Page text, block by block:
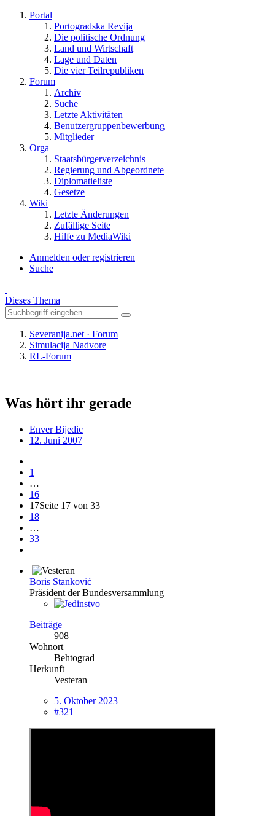
Portal
Portogradska Revija
Die politische Ordnung
Land und Wirtschaft
Lage und Daten
Die vier Teilrepubliken
Forum
Archiv
Suche
Letzte Aktivitäten
Benutzergruppenbewerbung
Mitglieder
Orga
Staatsbürgerverzeichnis
Regierung und Abgeordnete
Diplomatieliste
Gesetze
Wiki
Letzte Änderungen
Zufällige Seite
Hilfe zu MediaWiki
Anmelden oder registrieren
Suche
Dieses Thema
Severanija.net · Forum
Simulacija Nadvore
RL-Forum
Was hört ihr gerade
Enver Bijedic
12. Juni 2007
1
…
16
17Seite 17 von 33
18
…
33
Boris Stanković
Präsident der Bundesversammlung
Beiträge
908
Wohnort
Behtograd
Herkunft
Vesteran
5. Oktober 2023
#321